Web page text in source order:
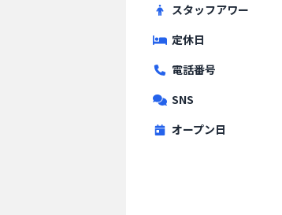
スタッフアワー
定休日
電話番号
SNS
オープン日